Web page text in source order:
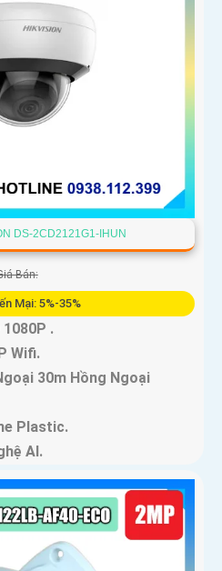
DS-2CD2121G1-IHUN
Bán:
Mại: 5%-35%
1080P .
Wifi.
30m Hồng Ngoại
Plastic.
AI.